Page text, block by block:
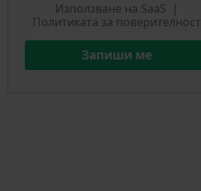
Използване на SaaS |
Политиката за поверителност
Запиши ме